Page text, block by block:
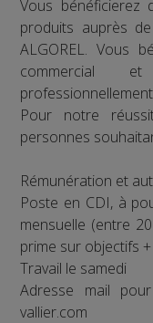
Vous bénéficierez
produits auprès
ALGOREL. Vous
commercial
Pour notre
personnes
Rémunération et
Poste en CDI, à
mensuelle (entre
prime sur objectifs
Travail le samedi
Adresse mail
vallier.com